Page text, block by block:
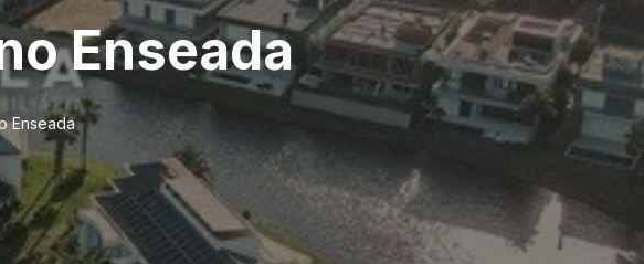
Enseada
Enseada